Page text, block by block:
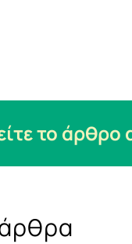
το άρθρο